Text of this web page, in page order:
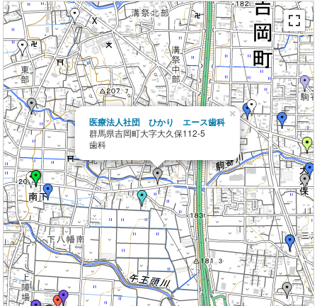
医療法人社団 ひかり エース歯科
群馬県吉岡町大字大久保112-5
歯科
×